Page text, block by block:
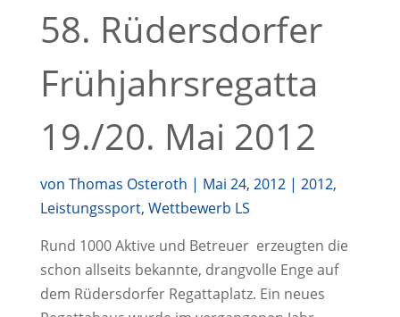
58. Rüdersdorfer
Frühjahrsregatta
19./20. Mai 2012
von Thomas Osteroth | Mai 24, 2012| 2012,
Leistungssport, Wettbewerb LS
Rund 1000 Akti­ve und Betreu­er erzeug­ten die
schon all­seits bekann­te, drang­vol­le Enge auf
dem Rüders­dor­fer Regat­ta­platz. Ein neu­es